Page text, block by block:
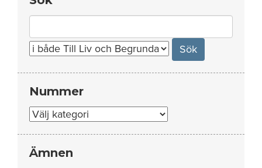
for:
Nummer
Nummer
Ämnen